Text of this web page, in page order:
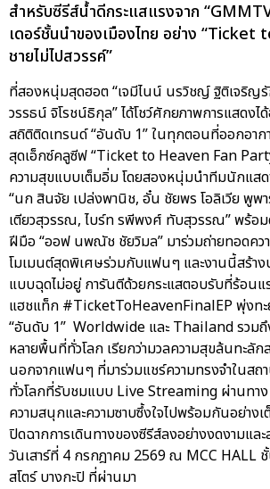
สำหรับซีรีส์น้ำดีกระแสแรงจาก
เดอร์ชั้นนำของเมืองไทย อย่าง “Ticket
ชายไม่ไปสวรรค์”
ที่สองหนุ่มสุดฮอต “เจมีไนน์ นรวิชญ์ ฐิติเจริญ
วรรธน์ จิโรชน์ธิกุล” ได้โชว์ศักยภาพการแสดง
สถิติติดเทรนด์ “อันดับ 1” ในทุกตอนที่ออกอาก
สุดเอ็กซ์คลูซีฟ “Ticket to Heaven Fan
ความสุขแบบเต็มอิ่ม โดยสองหนุ่มนำทีมนักแส
“นก สินจัย เปล่งพานิช, อั๋น ชัยพร โอลิเวีย พูพ
เตียวสุวรรณ, ไบร์ท รพีพงศ์ ทับสุวรรณ” พร้อ
ฝีมือ “ออฟ นพณัช ชัยวิมล” มาร่วมถ่ายทอดควา
โมเมนต์สุดพิเศษร่วมกับแฟนๆ และงานนี้สร้า
แบบฉุดไม่อยู่ การันตีด้วยกระแสตอบรับที่ร้อนแ
แฮชแท็ก #TicketToHeavenFinalEP พุ่งท
“อันดับ 1” Worldwide และ Thailand รวม
หลายพื้นที่ทั่วโลก เรียกว่ามวลความสุขล้นทะลั
นอกจากแฟนๆ ที่มาร่วมแชร์ความทรงจำในส
ทั่วโลกที่รับชมแบบ Live Streaming ผ่านทาง
ความสนุกและความซาบซึ้งใจไปพร้อมกันอย่าง
ปิดฉากการเดินทางของซีรีส์ลงอย่างงดงามแ
วันเสาร์ที่ 4 กรกฎาคม 2569 ณ MCC HALL
สโตร์ บางกะปิ ที่ผ่านมา